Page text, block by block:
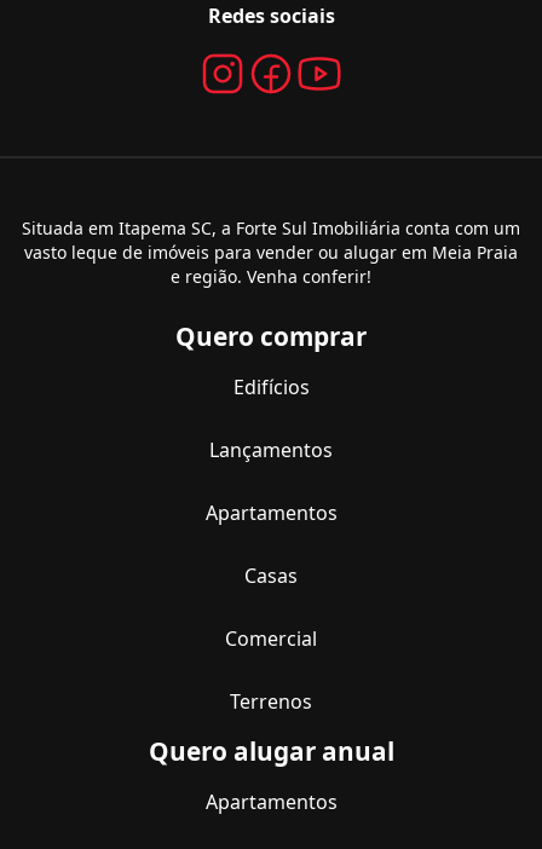
Redes sociais
Situada em Itapema SC, a Forte Sul Imobiliária conta com um
vasto leque de imóveis para vender ou alugar em Meia Praia
e região. Venha conferir!
Quero comprar
Edifícios
Lançamentos
Apartamentos
Casas
Comercial
Terrenos
Quero alugar anual
Apartamentos